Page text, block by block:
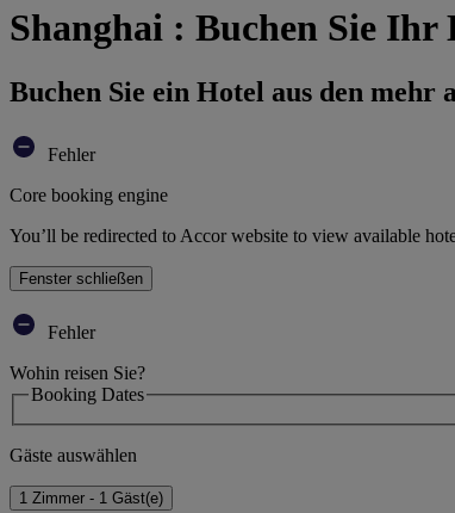
Shanghai : Buchen Sie Ihr
Buchen Sie ein Hotel aus den mehr
Fehler
Core booking engine
You’ll be redirected to Accor website to view available
Fenster schließen
Fehler
Wohin reisen Sie?
Booking Dates
Gäste auswählen
1 Zimmer - 1 Gäst(e)